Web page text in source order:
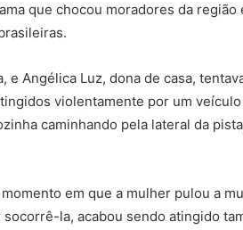
que chocou moradores da região
e Angélica Luz, dona de casa,
violentamente por um
caminhando pela lateral da
em que a mulher pulou a
la, acabou sendo atingido